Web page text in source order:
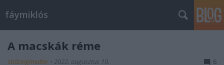
fáymiklós
A macskák réme
stolzingimalter • 2022. augusztus 10. 6